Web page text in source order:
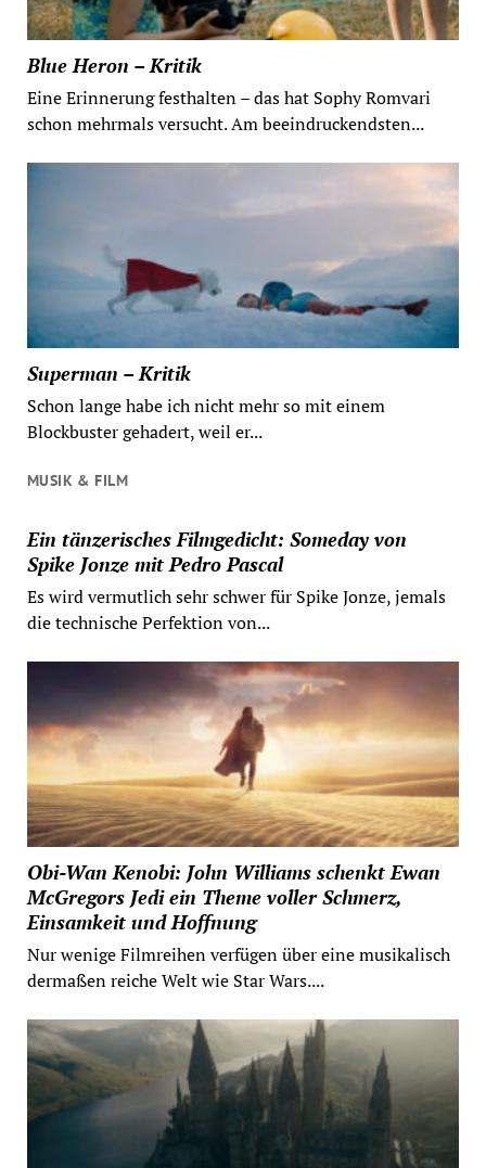
Blue Heron – Kritik
Eine Erinnerung festhalten – das hat Sophy Romvari
schon mehrmals versucht. Am beeindruckendsten...
Superman – Kritik
Schon lange habe ich nicht mehr so mit einem
Blockbuster gehadert, weil er...
MUSIK & FILM
Ein tänzerisches Filmgedicht: Someday von
Spike Jonze mit Pedro Pascal
Es wird vermutlich sehr schwer für Spike Jonze, jemals
die technische Perfektion von...
Obi-Wan Kenobi: John Williams schenkt Ewan
McGregors Jedi ein Theme voller Schmerz,
Einsamkeit und Hoffnung
Nur wenige Filmreihen verfügen über eine musikalisch
dermaßen reiche Welt wie Star Wars....